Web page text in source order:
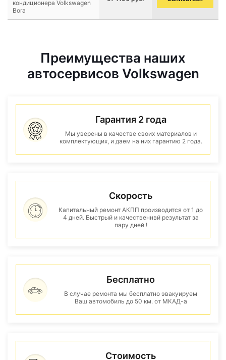
кондиционера Volkswagen
Bora
Преимущества наших
автосервисов Volkswagen
Гарантия 2 года
Мы уверены в качестве своих материалов и
комплектующих, и даем на них гарантию 2 года.
Скорость
Капитальный ремонт АКПП производится от 1 до
4 дней. Быстрый и качественнвй результат за
пару дней !
Бесплатно
В случае ремонта мы бесплатно эвакуируем
Ваш автомобиль до 50 км. от МКАД-а
Стоимость